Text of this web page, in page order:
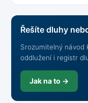
Řešíte dluhy
Srozumitelný návod
oddlužení i registr
Jak na to →